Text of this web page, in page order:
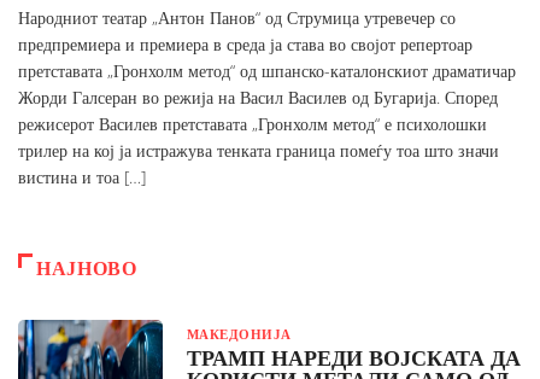
Народниот театар „Антон Панов“ од Струмица утревечер со
предпремиера и премиера в среда ја става во својот репертоар
претставата „Гронхолм метод“ од шпанско-каталонскиот драматичар
Жорди Галсеран во режија на Васил Василев од Бугарија. Според
режисерот Василев претставата „Гронхолм метод“ е психолошки
трилер на кој ја истражува тенката граница помеѓу тоа што значи
вистина и тоа […]
НАЈНОВО
МАКЕДОНИЈА
ТРАМП НАРЕДИ ВОЈСКАТА ДА